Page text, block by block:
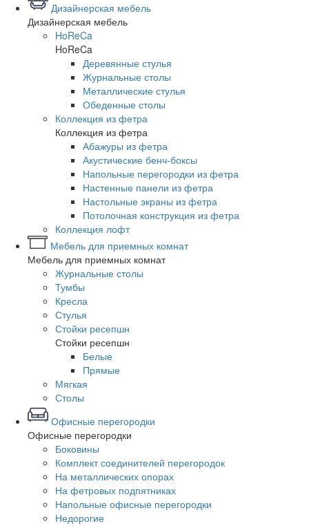
Дизайнерская мебель
Дизайнерская мебель
HoReCa
HoReCa
Деревянные стулья
Журнальные столы
Металлические стулья
Обеденные столы
Коллекция из фетра
Коллекция из фетра
Абажуры из фетра
Акустические бенч-боксы
Напольные перегородки из фетра
Настенные панели из фетра
Настольные экраны из фетра
Потолочная конструкция из фетра
Коллекция лофт
Мебель для приемных комнат
Мебель для приемных комнат
Журнальные столы
Тумбы
Кресла
Стулья
Стойки ресепшн
Стойки ресепшн
Белые
Прямые
Мягкая
Столы
Офисные перегородки
Офисные перегородки
Боковины
Комплект соединителей перегородок
На металлических опорах
На фетровых подпятниках
Напольные офисные перегородки
Недорогие